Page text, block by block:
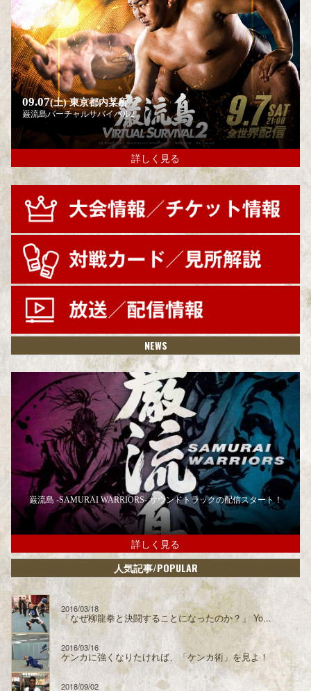
09.07(土)東京都内某所
巌流島バーチャルサバイバル2
詳しく見る
NEWS
巌流島 -SAMURAI WARRIORS- サウンドトラックの配信スタート！
詳しく見る
人気記事/POPULAR
2016/03/18
「なぜ柳龍拳と決闘することになったのか？」 Yo...
2016/03/16
ケンカに強くなりたければ、「ケンカ術」を見よ！
2018/09/02